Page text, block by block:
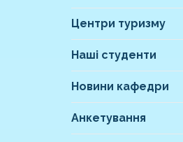
Центри туризму
Наші студенти
Новини кафедри
Анкетування